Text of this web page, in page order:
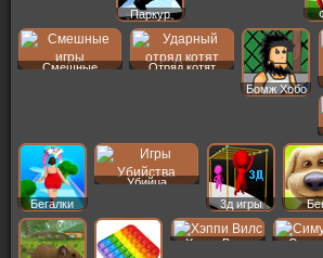
Паркур
Смешные
Отряд котят
Бомж Хобо
Бегалки
Убийца
3д игры
Хэппи Вилс